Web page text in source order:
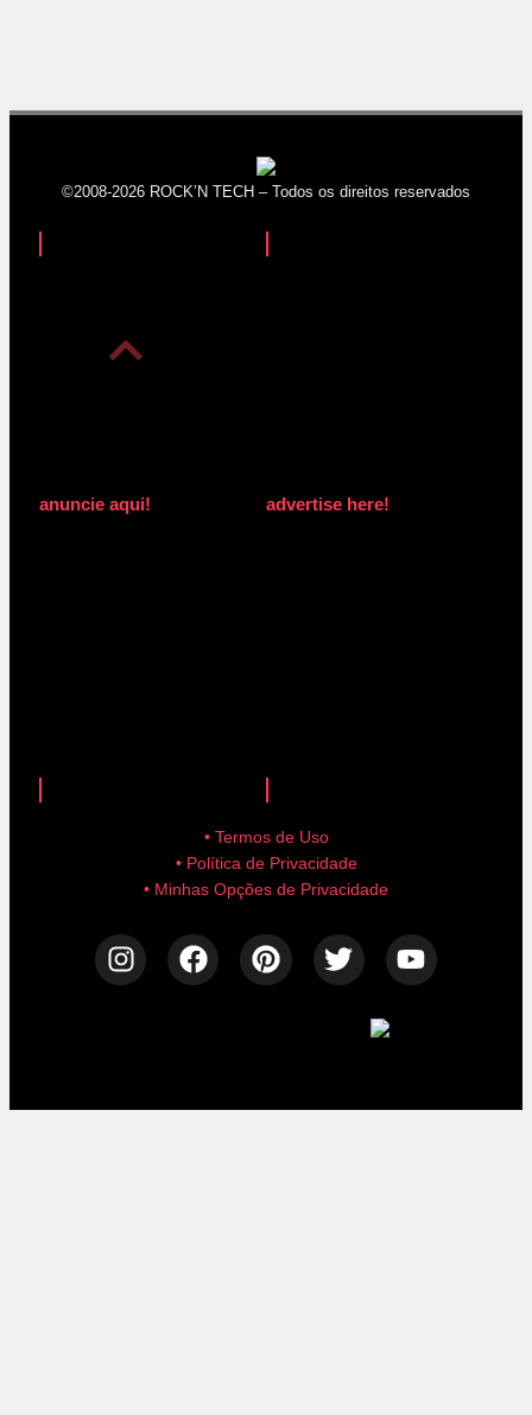
©2008-2026 ROCK’N TECH – Todos os direitos reservados
anuncie aqui! advertise here!
• Termos de Uso
• Política de Privacidade
• Minhas Opções de Privacidade